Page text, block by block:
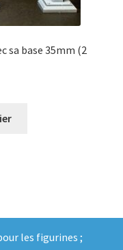
les figurines ;
sa base 35mm (2